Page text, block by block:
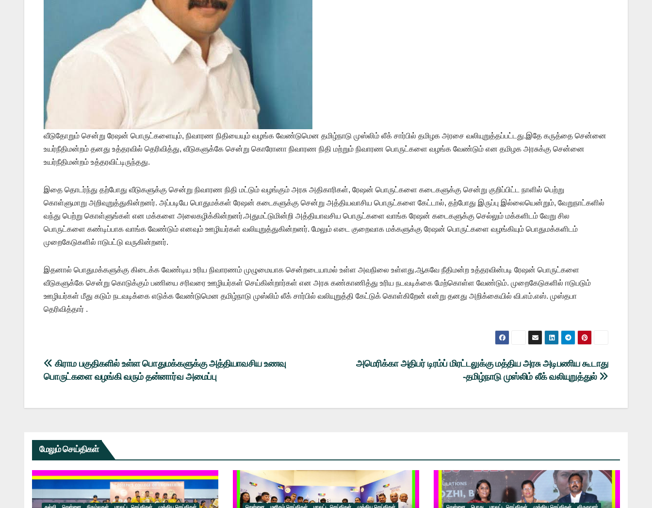
வீடுதோறும் சென்று ரேஷன் பொருட்களையும், நிவாரண நிதியையும் வழங்க வேண்டுமென தமிழ்நாடு முஸ்லிம் லீக் சார்பில் தமிழக அரசை வலியுறுத்தப்பட்டது.இதே கருத்தை சென்னை
உயர்நீதிமன்றம் தனது உத்தரவில் தெரிவித்து, வீடுகளுக்கே சென்று கொரோனா நிவாரண நிதி மற்றும் நிவாரண பொருட்களை வழங்க வேண்டும் என தமிழக அரசுக்கு சென்னை
உயர்நீதிமன்றம் உத்தரவிட்டிருந்தது.
இதை தொடர்ந்து தற்போது வீடுகளுக்கு சென்று நிவாரண நிதி மட்டும் வழங்கும் அரசு அதிகாரிகள், ரேஷன் பொருட்களை கடைகளுக்கு சென்று குறிப்பிட்ட நாளில் பெற்று
கொள்ளுமாறு அறிவுறுத்துகின்றனர். அப்படியே பொதுமக்கள் ரேஷன் கடைகளுக்கு சென்று அத்தியவாசிய பொருட்களை கேட்டால், தற்போது இருப்பு இல்லையென்றும், வேறுநாட்களில்
வந்து பெற்று கொள்ளுங்கள் என மக்களை அலைகழிக்கின்றனர்.அதுமட்டுமின்றி அத்தியாவசிய பொருட்களை வாங்க ரேஷன் கடைகளுக்கு செல்லும் மக்களிடம் வேறு சில
பொருட்களை கண்டிப்பாக வாங்க வேண்டும் எனவும் ஊழியர்கள் வலியுறுத்துகின்றனர். மேலும் எடை குறைவாக மக்களுக்கு ரேஷன் பொருட்களை வழங்கியும் பொதுமக்களிடம்
முறைகேடுகளில் ஈடுபட்டு வருகின்றனர்.
இதனால் பொதுமக்களுக்கு கிடைக்க வேண்டிய உரிய நிவாரணம் முழுமையாக சென்றடையாமல் உள்ள அவநிலை உள்ளது.ஆகவே நீதிமன்ற உத்தரவின்படி ரேஷன் பொருட்களை
வீடுகளுக்கே சென்று கொடுக்கும் பணியை சரிவரை ஊழியர்கள் செய்கின்றார்கள் என அரசு கண்காணித்து உரிய நடவடிக்கை மேற்கொள்ள வேண்டும். முறைகேடுகளில் ஈடுபடும்
ஊழியர்கள் மீது கடும் நடவடிக்கை எடுக்க வேண்டுமென தமிழ்நாடு முஸ்லிம் லீக் சார்பில் வலியுறுத்தி கேட்டுக் கொள்கிறேன் என்று தனது அறிக்கையில் வி.எம்.எஸ். முஸ்தபா
தெரிவித்தார் .
Post
navigation
அமெரிக்கா அதிபர் டிரம்ப் மிரட்டலுக்கு மத்திய அரசு அடிபணிய கூடாது
-தமிழ்நாடு முஸ்லிம் லீக் வலியுறுத்துல்
கிராம பகுதிகளில் உள்ள பொதுமக்களுக்கு அத்தியாவசிய உணவு
பொருட்களை வழங்கி வரும் தன்னார்வ அமைப்பு
மேலும் செய்திகள்